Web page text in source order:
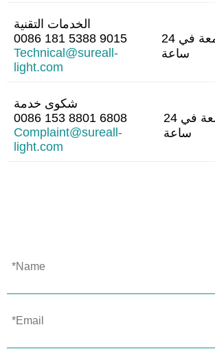
الخدمات التقنية
0086 181 5388 9015
Technical@sureall-
light.com
الاثنين-الجمعة في 24
ساعة
شكوى خدمة
0086 153 8801 6808
Complaint@sureall-
light.com
الاثنين-الجمعة في 24
ساعة